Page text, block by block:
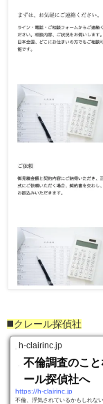
◼️クレール探偵社
h-clairinc.jp
不倫調査のこ
ール探偵社へ
https://h-clairinc.jp
不倫、浮気されているかもしれな